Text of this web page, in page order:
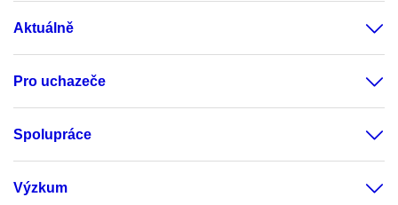
Aktuálně
Pro uchazeče
Spolupráce
Výzkum